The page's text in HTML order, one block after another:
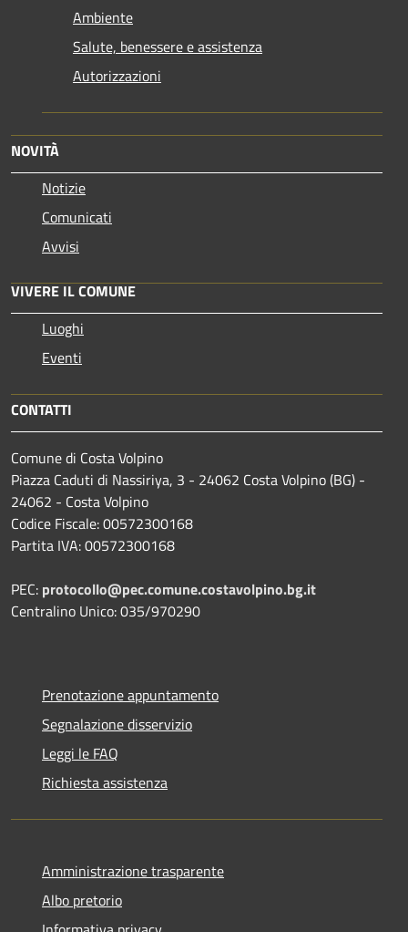
Ambiente
Salute, benessere e assistenza
Autorizzazioni
NOVITÀ
Notizie
Comunicati
Avvisi
VIVERE IL COMUNE
Luoghi
Eventi
CONTATTI
Comune di Costa Volpino
Piazza Caduti di Nassiriya, 3 - 24062 Costa Volpino (BG) -
24062 - Costa Volpino
Codice Fiscale: 00572300168
Partita IVA: 00572300168
PEC: protocollo@pec.comune.costavolpino.bg.it
Centralino Unico: 035/970290
Prenotazione appuntamento
Segnalazione disservizio
Leggi le FAQ
Richiesta assistenza
Amministrazione trasparente
Albo pretorio